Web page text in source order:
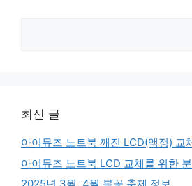
최신 글
아이뮤즈 노트북 깨진 LCD(액정) 교
아이뮤즈 노트북 LCD 교체를 위한